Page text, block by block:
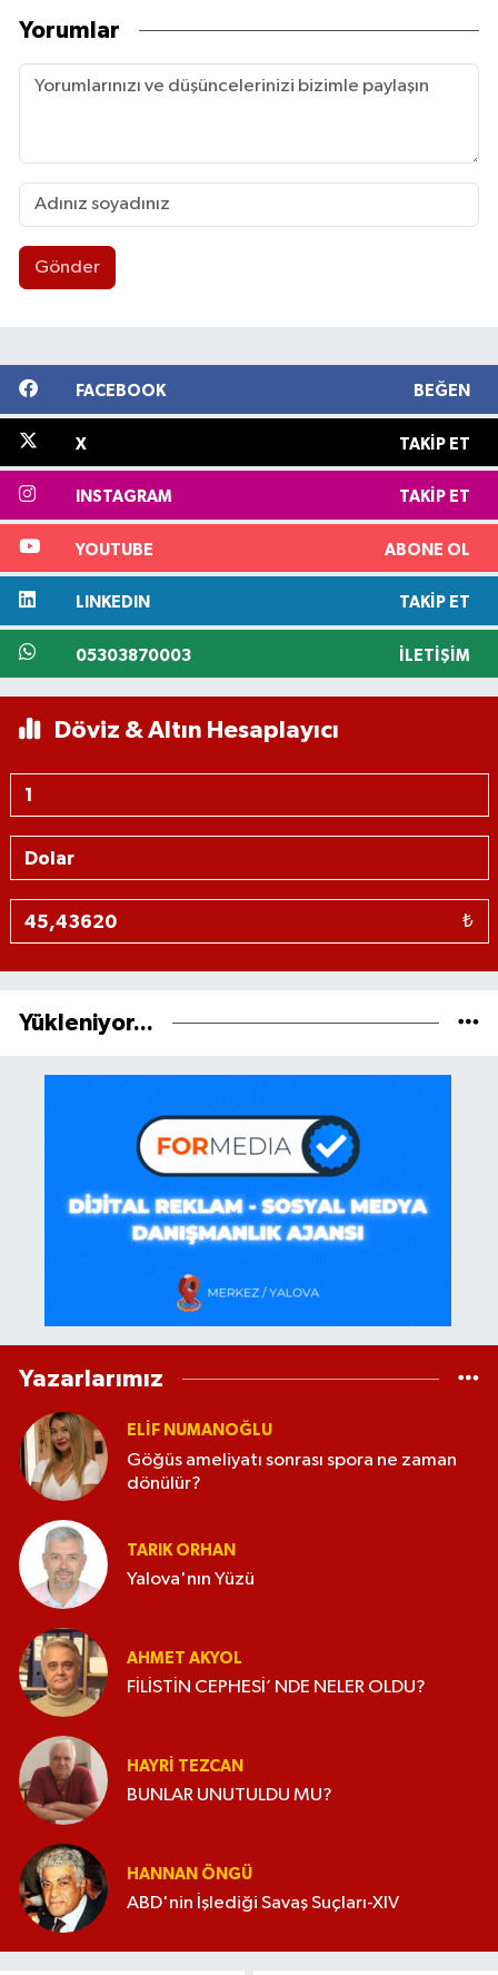
Yorumlar
Gönder
FACEBOOK BEĞEN
X TAKIP ET
INSTAGRAM TAKIP ET
YOUTUBE ABONE OL
LINKEDIN TAKIP ET
05303870003 İLETIŞIM
Döviz & Altın Hesaplayıcı
₺
Yükleniyor...
Yazarlarımız
ELİF NUMANOĞLU
Göğüs ameliyatı sonrası spora ne zaman
dönülür?
TARIK ORHAN
Yalova'nın Yüzü
AHMET AKYOL
FİLİSTİN CEPHESİ’ NDE NELER OLDU?
HAYRI TEZCAN
BUNLAR UNUTULDU MU?
HANNAN ÖNGÜ
ABD'nin İşlediği Savaş Suçları-XIV